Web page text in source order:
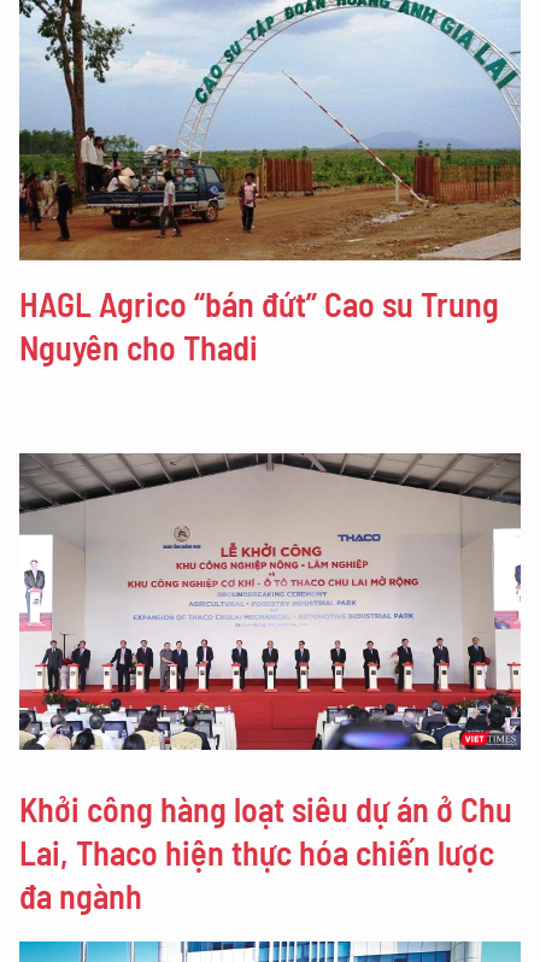
HAGL Agrico “bán đứt” Cao su Trung
Nguyên cho Thadi
Khởi công hàng loạt siêu dự án ở Chu
Lai, Thaco hiện thực hóa chiến lược
đa ngành